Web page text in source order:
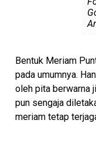
Bentuk Meriam
pada umumnya.
oleh pita berwarna
pun sengaja
meriam tetap